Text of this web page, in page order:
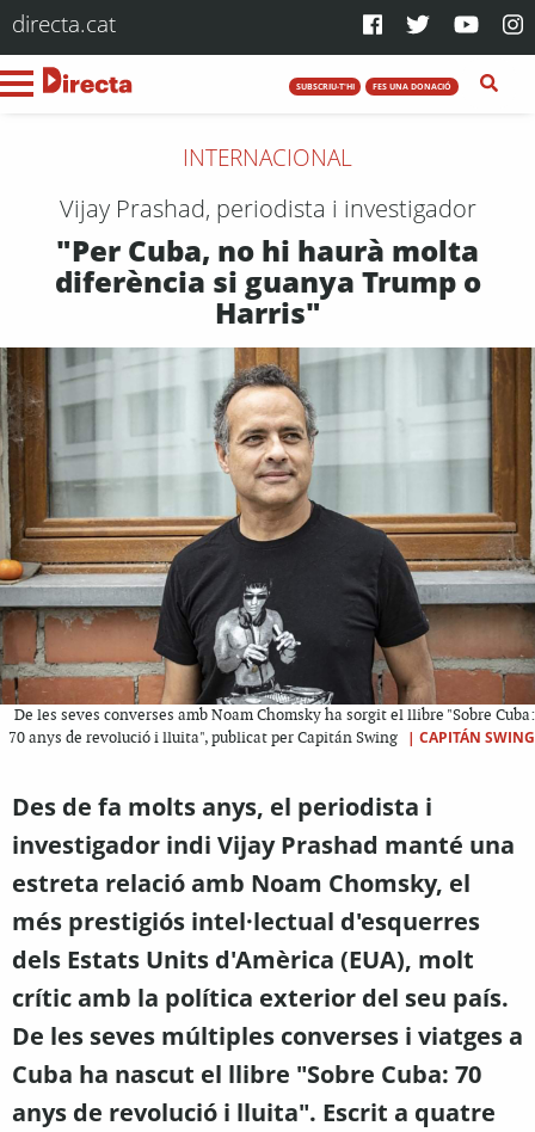
directa.cat
SUBSCRIU-T'HI FES UNA DONACIÓ
INTERNACIONAL
Vijay Prashad, periodista i investigador
"Per Cuba, no hi haurà molta
diferència si guanya Trump o
Harris"
De les seves converses amb Noam Chomsky ha sorgit el llibre "Sobre Cuba:
70 anys de revolució i lluita", publicat per Capitán Swing
| CAPITÁN SWING
Des de fa molts anys, el periodista i
investigador indi Vijay Prashad manté una
estreta relació amb Noam Chomsky, el
més prestigiós intel·lectual d'esquerres
dels Estats Units d'Amèrica (EUA), molt
crític amb la política exterior del seu país.
De les seves múltiples converses i viatges a
Cuba ha nascut el llibre "Sobre Cuba: 70
anys de revolució i lluita". Escrit a quatre